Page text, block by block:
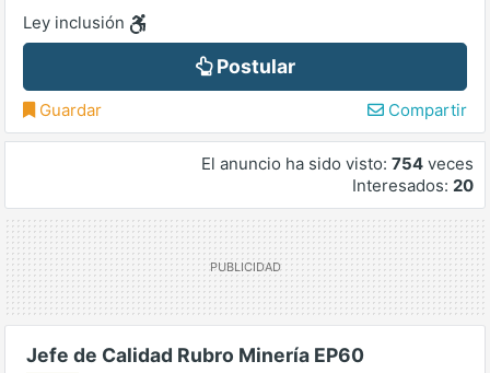
Ley inclusión
Postular
Guardar Compartir
El anuncio ha sido visto: 754 veces
Interesados: 20
Jefe de Calidad Rubro Minería EP60